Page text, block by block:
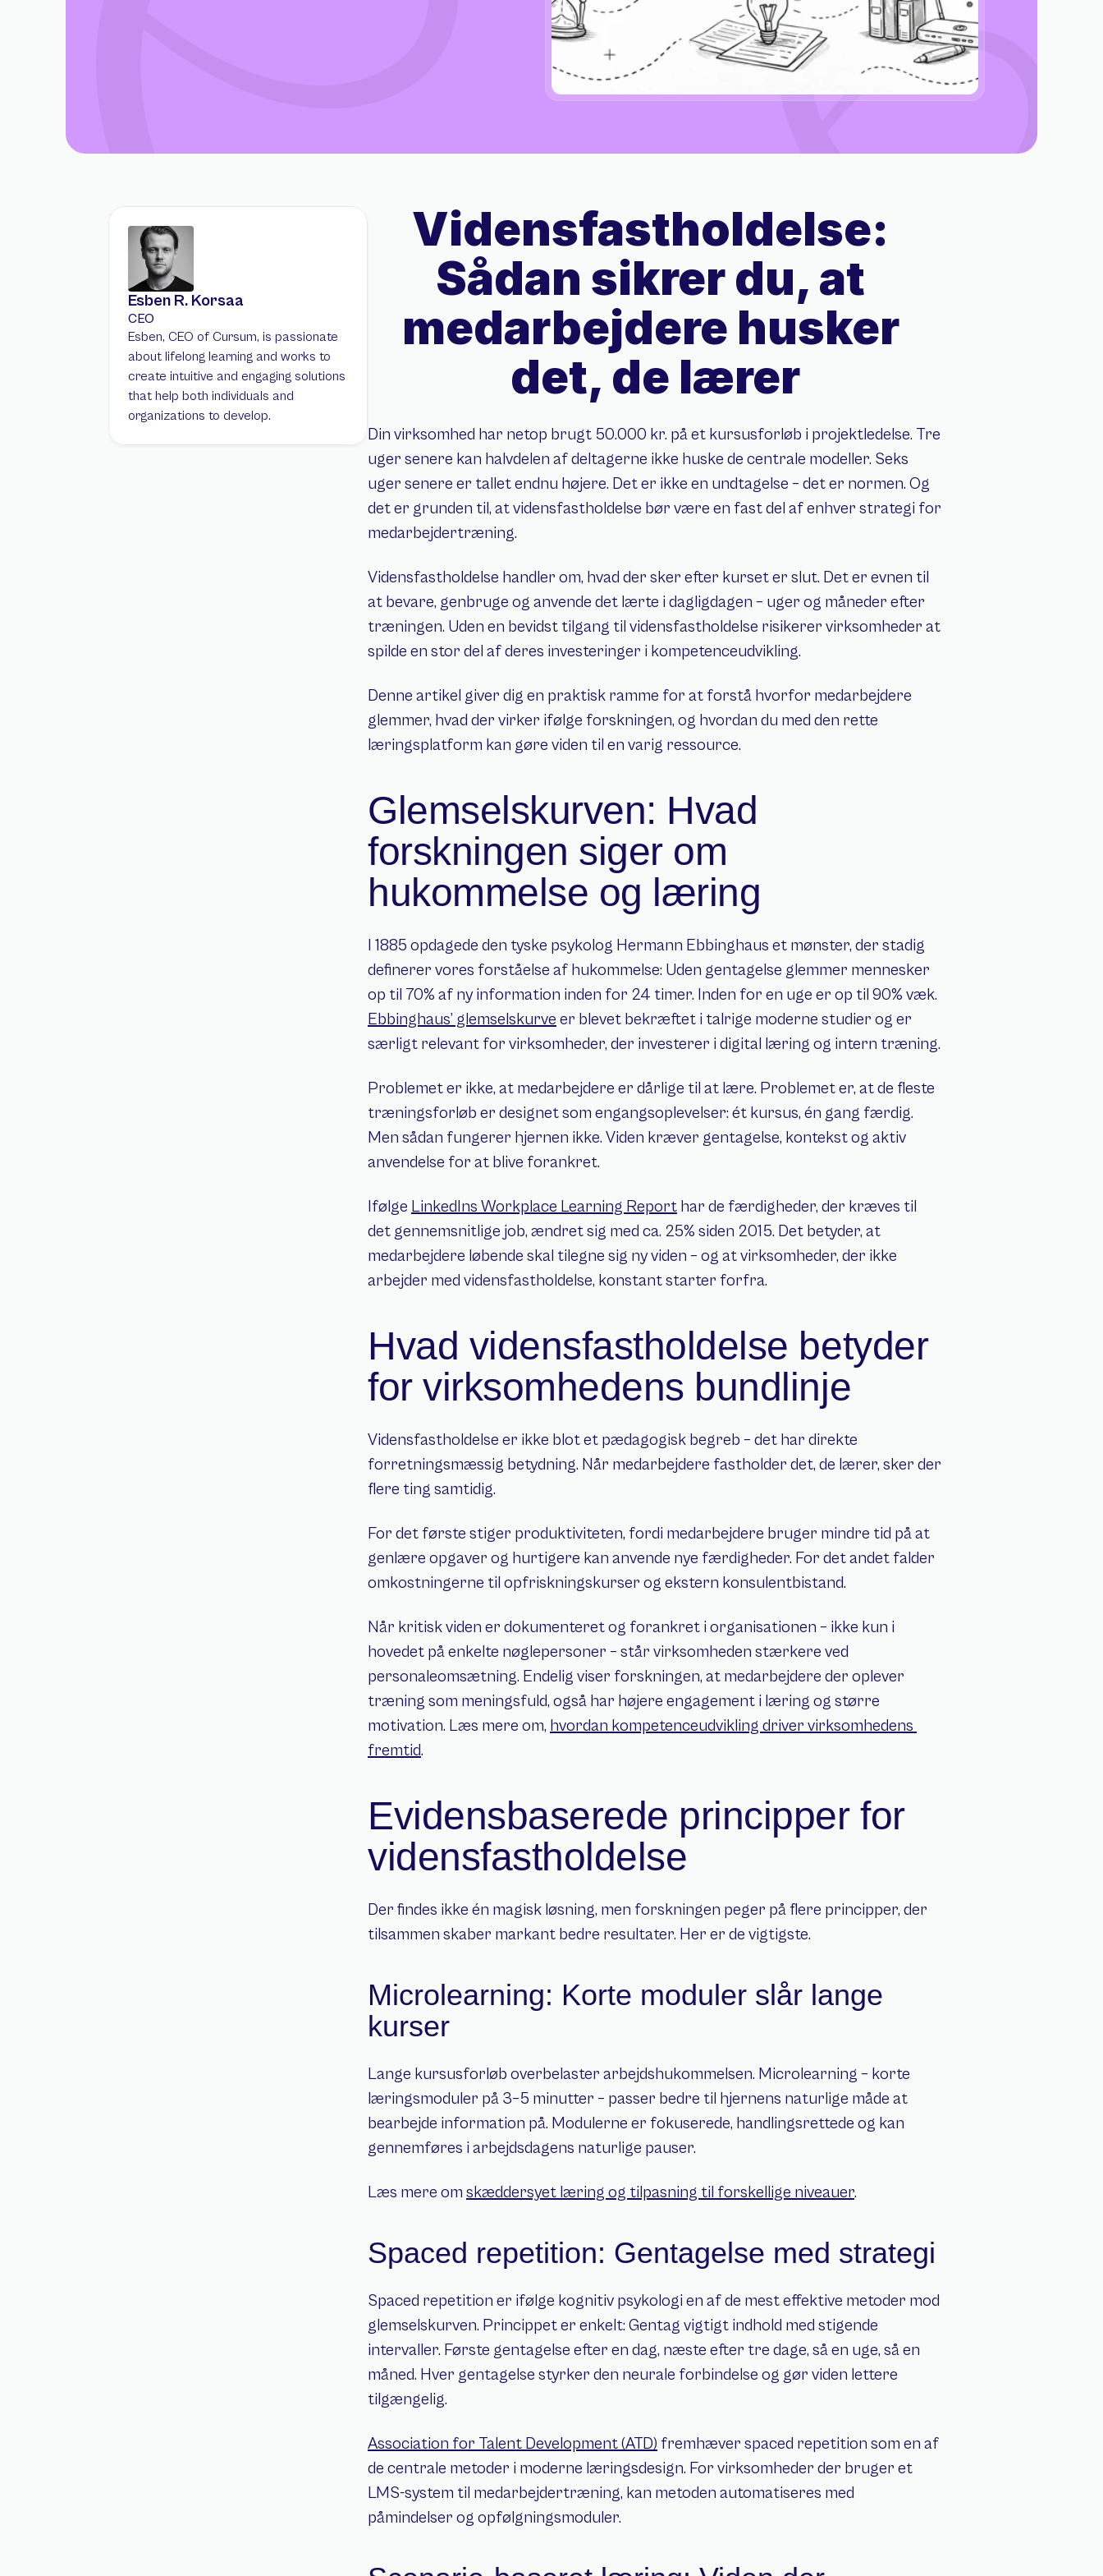
Esben R. Korsaa
CEO
Esben, CEO of Cursum, is passionate
about lifelong learning and works to
create intuitive and engaging solutions
that help both individuals and
organizations to develop.
Vidensfastholdelse:
Sådan sikrer du, at
medarbejdere husker
det, de lærer
Din virksomhed har netop brugt 50.000 kr. på et kursusforløb i projektledelse. Tre
uger senere kan halvdelen af deltagerne ikke huske de centrale modeller. Seks
uger senere er tallet endnu højere. Det er ikke en undtagelse – det er normen. Og
det er grunden til, at vidensfastholdelse bør være en fast del af enhver strategi for
medarbejdertræning.
Vidensfastholdelse handler om, hvad der sker efter kurset er slut. Det er evnen til
at bevare, genbruge og anvende det lærte i dagligdagen – uger og måneder efter
træningen. Uden en bevidst tilgang til vidensfastholdelse risikerer virksomheder at
spilde en stor del af deres investeringer i kompetenceudvikling.
Denne artikel giver dig en praktisk ramme for at forstå hvorfor medarbejdere
glemmer, hvad der virker ifølge forskningen, og hvordan du med den rette
læringsplatform kan gøre viden til en varig ressource.
Glemselskurven: Hvad
forskningen siger om
hukommelse og læring
I 1885 opdagede den tyske psykolog Hermann Ebbinghaus et mønster, der stadig
definerer vores forståelse af hukommelse: Uden gentagelse glemmer mennesker
Ebbinghaus’ glemselskurve er blevet bekræftet i talrige moderne studier og er
særligt relevant for virksomheder, der investerer i digital læring og intern træning.
Problemet er ikke, at medarbejdere er dårlige til at lære. Problemet er, at de fleste
træningsforløb er designet som engangsoplevelser: ét kursus, én gang færdig.
Men sådan fungerer hjernen ikke. Viden kræver gentagelse, kontekst og aktiv
anvendelse for at blive forankret.
Ifølge LinkedIns Workplace Learning Report har de færdigheder, der kræves til
det gennemsnitlige job, ændret sig med ca. 25% siden 2015. Det betyder, at
medarbejdere løbende skal tilegne sig ny viden – og at virksomheder, der ikke
arbejder med vidensfastholdelse, konstant starter forfra.
Hvad vidensfastholdelse betyder
for virksomhedens bundlinje
Vidensfastholdelse er ikke blot et pædagogisk begreb – det har direkte
forretningsmæssig betydning. Når medarbejdere fastholder det, de lærer, sker der
flere ting samtidig.
For det første stiger produktiviteten, fordi medarbejdere bruger mindre tid på at
genlære opgaver og hurtigere kan anvende nye færdigheder. For det andet falder
omkostningerne til opfriskningskurser og ekstern konsulentbistand.
Når kritisk viden er dokumenteret og forankret i organisationen – ikke kun i
hovedet på enkelte nøglepersoner – står virksomheden stærkere ved
personaleomsætning. Endelig viser forskningen, at medarbejdere der oplever
træning som meningsfuld, også har højere engagement i læring og større
motivation. Læs mere om, hvordan kompetenceudvikling driver virksomhedens
fremtid.
Evidensbaserede principper for
vidensfastholdelse
Der findes ikke én magisk løsning, men forskningen peger på flere principper, der
tilsammen skaber markant bedre resultater. Her er de vigtigste.
Microlearning: Korte moduler slår lange
kurser
Lange kursusforløb overbelaster arbejdshukommelsen. Microlearning – korte
læringsmoduler på 3–5 minutter – passer bedre til hjernens naturlige måde at
bearbejde information på. Modulerne er fokuserede, handlingsrettede og kan
gennemføres i arbejdsdagens naturlige pauser.
Læs mere om skæddersyet læring og tilpasning til forskellige niveauer.
Spaced repetition: Gentagelse med strategi
Spaced repetition er ifølge kognitiv psykologi en af de mest effektive metoder mod
glemselskurven. Princippet er enkelt: Gentag vigtigt indhold med stigende
intervaller. Første gentagelse efter en dag, næste efter tre dage, så en uge, så en
måned. Hver gentagelse styrker den neurale forbindelse og gør viden lettere
tilgængelig.
Association for Talent Development (ATD) fremhæver spaced repetition som en af
de centrale metoder i moderne læringsdesign. For virksomheder der bruger et
LMS-system til medarbejdertræning, kan metoden automatiseres med
påmindelser og opfølgningsmoduler.